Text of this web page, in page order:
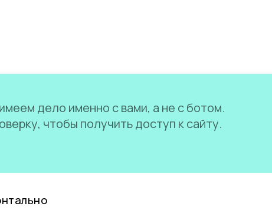
дело именно с вами, а не с ботом.
чтобы получить доступ к сайту.